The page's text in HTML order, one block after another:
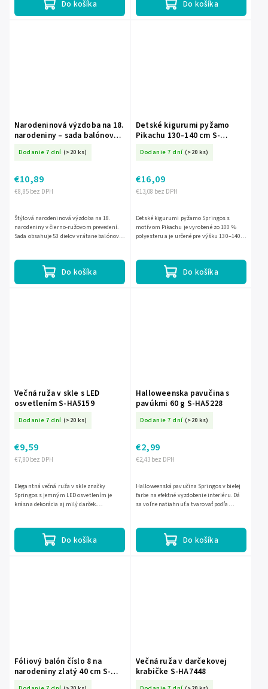
Do košíka Do košíka
Narodeninová výzdoba na 18.
narodeniny – sada balónov
ružová, 53 ks S-PS0025
Dodanie 7 dní (>20 ks)
€8,85 bez DPH
€10,89
Do košíka
Štýlová narodeninová výzdoba na 18.
narodeniny v čierno-ružovom prevedení.
Sada obsahuje 53 dielov vrátane balónov,
Detské kigurumi pyžamo
Pikachu 130–140 cm S-
Dodanie 7 dní (>20 ks)
€13,08 bez DPH
€16,09
Do košíka
Detské kigurumi pyžamo Springos s
motívom Pikachu je vyrobené zo 100 %
polyesteru a je určené pre výšku 130–140
Večná ruža v skle s LED
osvetlením S-HA5159
Dodanie 7 dní (>20 ks)
€7,80 bez DPH
€9,59
Do košíka
Elegantná večná ruža v skle značky
Springos s jemným LED osvetlením je
krásna dekorácia aj milý darček.
Halloweenska pavučina s
pavúkmi 60 g S-HA5228
Dodanie 7 dní (>20 ks)
€2,43 bez DPH
€2,99
Do košíka
Halloweenská pavučina Springos v bielej
farbe na efektné vyzdobenie interiéru. Dá
sa voľne natiahnuť a tvarovať podľa
Fóliový balón číslo 8 na
narodeniny zlatý 40 cm S-
Večná ruža v darčekovej
krabičke S-HA7448